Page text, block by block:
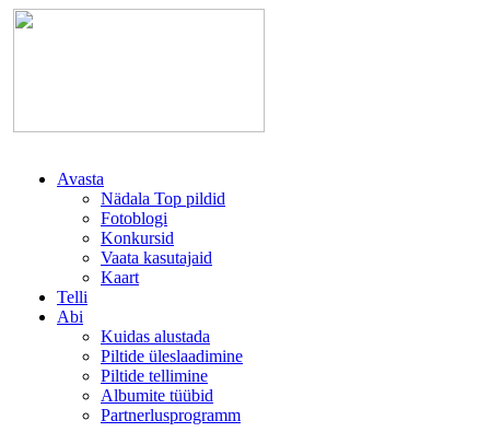
Avasta
Nädala Top pildid
Fotoblogi
Konkursid
Vaata kasutajaid
Kaart
Telli
Abi
Kuidas alustada
Piltide üleslaadimine
Piltide tellimine
Albumite tüübid
Partnerlusprogramm